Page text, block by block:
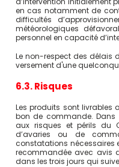
en cas notamment de
difficultés
météorologiques
personnel en capacité
Le non-respect des délais
versement d'une
6.3. Risques
Les produits sont livrables
bon de commande.
aux risques et périls du
d’avaries ou de
constatations nécessaires
recommandée avec avis
dans les trois jours qui